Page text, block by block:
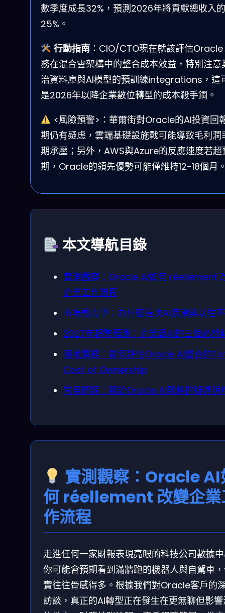
數季度成長32%，預測2026年將貢獻總收入的
25%。
行動指南：CIO/CTO現在就該評估Oracle
務在混合雲架構中的整合成本效益，特別注意
治資料庫與AI模型的預訓練integrations，這
是2026年以降企業數位轉型的成本殺手鐧。
<風險預警>：華爾街對Oracle的AI投資回
期仍有疑虑，雲端基礎設施戰可能導致毛利潤
期承壓；另外，AWS與Azure的反應速度若超
期，Oracle的領先優勢可能僅維持12-18個月
本文導航目錄
實測觀察：Oracle AI如何 réellement
企業工作流程
市場動力學：為什麼這次AI浪潮與以往
2027年趨勢預測：企業級AI的三個必然
落地實務：如何評估Oracle AI整合的
Cost of Ownership
常見問題：關於Oracle AI戰略的疑慮與
實測觀察：Oracle AI
何 réellement 改變企業
作流程
走進任何一家財報表現亮眼的科技公司數據
你可能會預期看到滿牆跑的機器人與自駕車
實往往骨感得多。根據我們對Oracle客戶的
訪談，真正的AI轉型正在發生在更無聊但影